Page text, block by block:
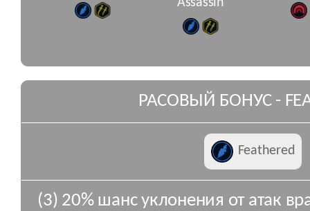
Assassin
РАСОВЫЙ БОНУС -
Feathered
(3) 20% шанс уклонения от атак